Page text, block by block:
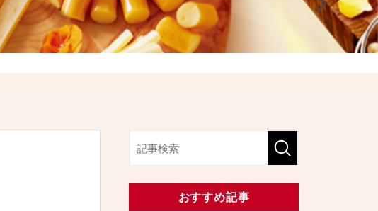
おすすめ記事